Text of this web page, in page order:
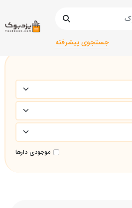
جستجوی پیشرفته
موجودی دارها